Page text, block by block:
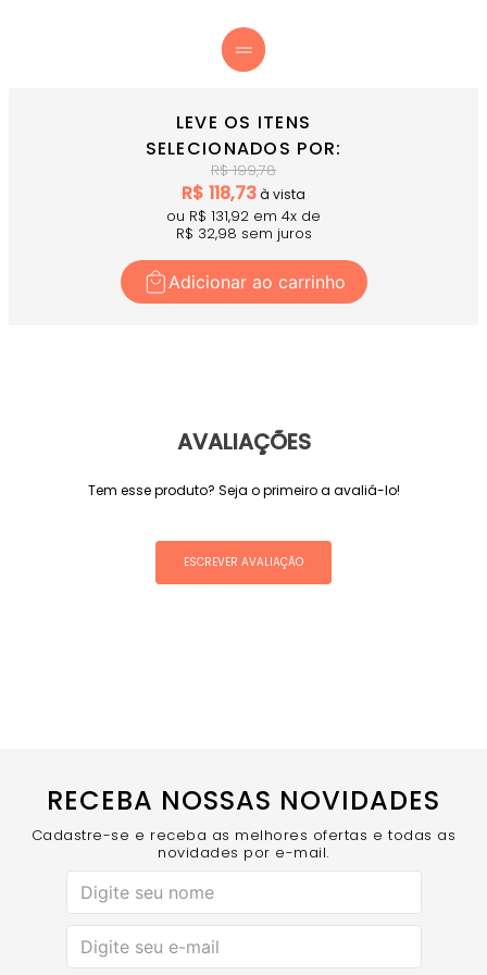
Simetria Impactante - Complementa perfeitamente
o Top Attack Verde DNNC
- Complete seu look com o Top Attack
LEVE OS ITENS
SELECIONADOS POR:
R$199,78
R$ 118,73à vista
ou R$ 131,92 em 4x de
R$ 32,98 sem juros
Adicionar ao carrinho
AVALIAÇÕES
Tem esse produto? Seja o primeiro a avaliá-lo!
ESCREVER AVALIAÇÃO
RECEBA NOSSAS NOVIDADES
Cadastre-se e receba as melhores ofertas e todas as
novidades por e-mail.